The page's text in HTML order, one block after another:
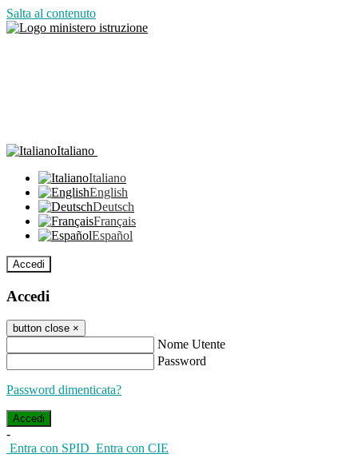
Salta al contenuto
Italiano
Italiano
English
Deutsch
Français
Español
Accedi
Accedi
button close ×
Nome Utente
Password
Password dimenticata?
-
Entra con SPID Entra con CIE